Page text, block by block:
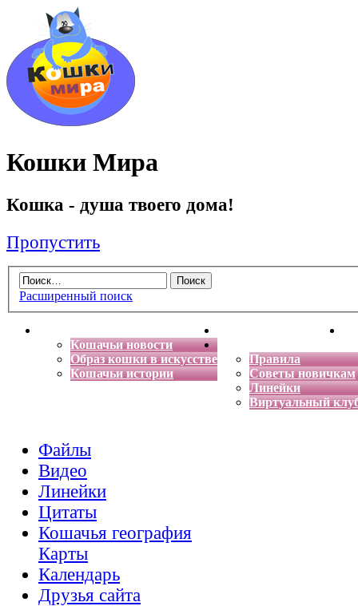
Кошки Мира
Кошка - душа твоего дома!
Пропустить
Расширенный поиск
Кошачьи новости
Образ кошки в искусстве
Кошачьи истории
Энциклопедия кошек
Правила
Советы новичкам
Линейки
Виртуальный
Файлы
Видео
Линейки
Цитаты
Кошачья география
Карты
Календарь
Друзья сайта